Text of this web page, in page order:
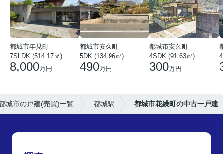
都城市年見町
7SLDK (514.17㎡)
8,000万円
都城市安久町
5DK (134.96㎡)
490万円
都城市安久町
4SDK (91.63㎡)
300万円
城市の戸建(売買)一覧 都城駅 都城市花繰町の中古一戸建